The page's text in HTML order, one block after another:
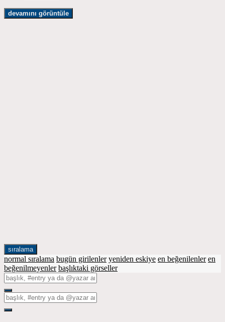
devamını görüntüle
sıralama
normal sıralama bugün girilenler yeniden eskiye en beğenilenler en
beğenilmeyenler başlıktaki görseller